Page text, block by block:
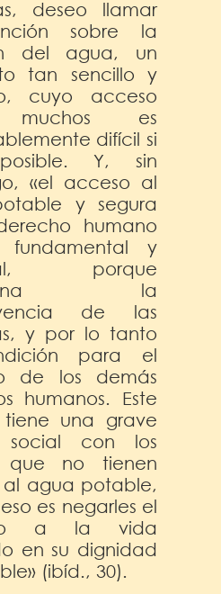
deseo llamar
sobre la
del agua, un
tan sencillo y
cuyo acceso
es
difícil si
Y, sin
«el acceso al
y segura
humano
fundamental y
porque
la
de las
y por lo tanto
para el
de los demás
humanos. Este
una grave
social con los
que no tienen
agua potable,
es negarles el
a la vida
en su dignidad
(ibíd., 30).